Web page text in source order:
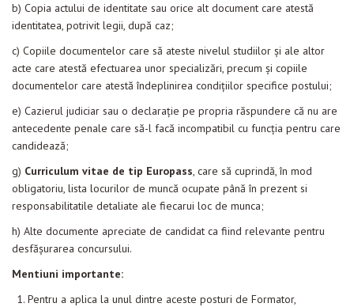
b) Copia actului de identitate sau orice alt document care atestă
identitatea, potrivit legii, după caz;
c) Copiile documentelor care să ateste nivelul studiilor şi ale altor
acte care atestă efectuarea unor specializări, precum și copiile
documentelor care atestă îndeplinirea condiţiilor specifice postului;
e) Cazierul judiciar sau o declaraţie pe propria răspundere că nu are
antecedente penale care să-l facă incompatibil cu funcţia pentru care
candidează;
g) Curriculum vitae de tip Europass, care să cuprindă, în mod
obligatoriu, lista locurilor de muncă ocupate până în prezent si
responsabilitatile detaliate ale fiecarui loc de munca;
h) Alte documente apreciate de candidat ca fiind relevante pentru
desfășurarea concursului.
Mentiuni importante:
Pentru a aplica la unul dintre aceste posturi de Formator,